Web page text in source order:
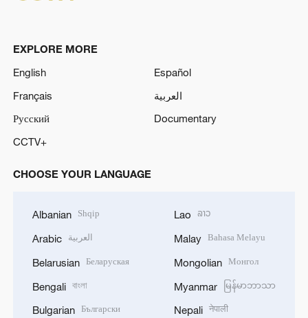
EXPLORE MORE
English
Español
Français
العربية
Русский
Documentary
CCTV+
CHOOSE YOUR LANGUAGE
Albanian Shqip
Arabic العربية
Belarusian Беларуская
Bengali বাংলা
Bulgarian Български
Lao ລາວ
Malay Bahasa Melayu
Mongolian Монгол
Myanmar မြန်မာဘာသာ
Nepali नेपाली